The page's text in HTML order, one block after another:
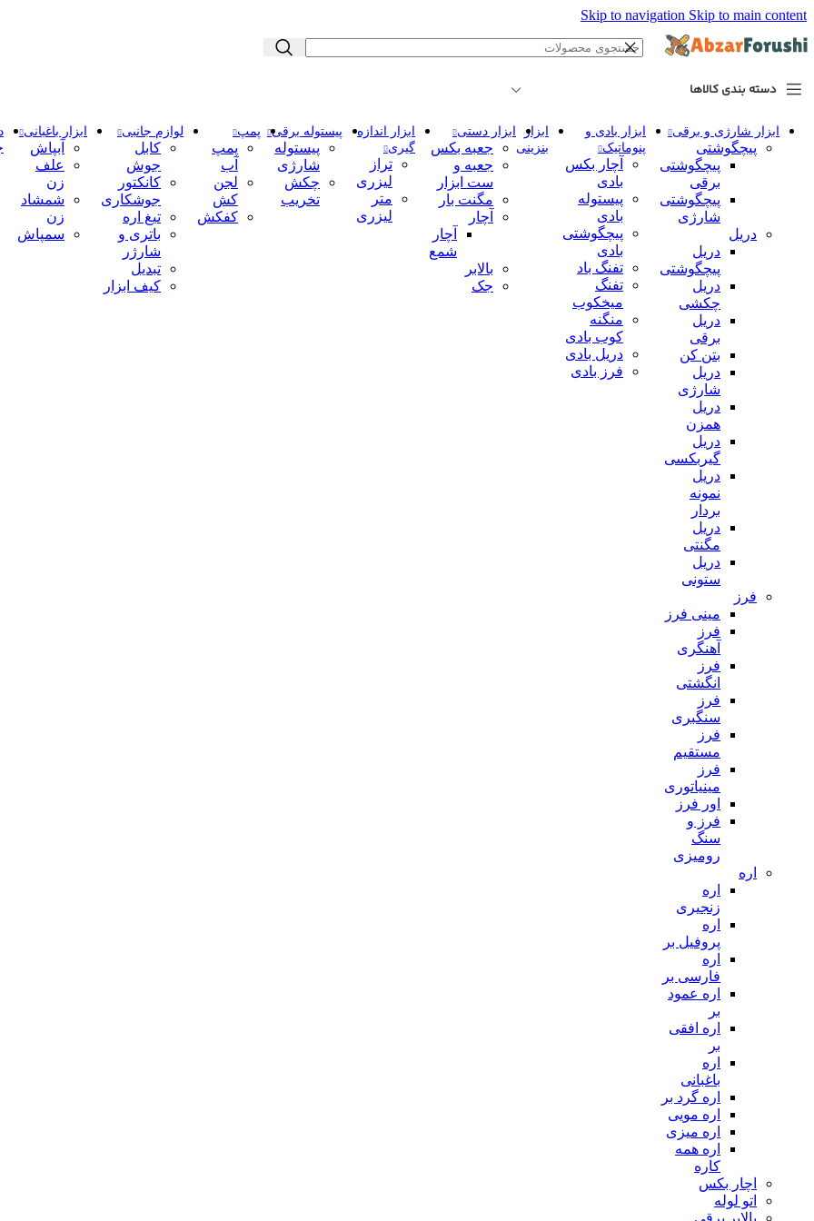
Skip to navigation Skip to main content
دسته بندی کالاها
ابزار شارژی و برقی
پیچگوشتی
پیچگوشتی
برقی
پیچگوشتی
شارژی
دریل
دریل
پیچگوشتی
دریل
چکشی
دریل
برقی
بتن کن
دریل
شارژی
دریل
همزن
دریل
گیربکسی
دریل
نمونه
بردار
دریل
مگنتی
دریل
ستونی
فرز
مینی فرز
فرز
آهنگری
فرز
انگشتی
فرز
سنگبری
فرز
مستقیم
فرز
مینیاتوری
اور فرز
فرز و
سنگ
رومیزی
اره
اره
زنجیری
اره
پروفیل بر
اره
فارسی بر
اره عمود
بر
اره افقی
بر
اره
باغبانی
اره گرد بر
اره مویی
اره میزی
اره همه
کاره
اچار بکس
اتو لوله
ابزار بادی و
پنوماتیک
آچار بکس
بادی
پیستوله
بادی
پیچگوشتی
بادی
تفنگ باد
تفنگ
میخکوب
منگنه
کوب بادی
دریل بادی
فرز بادی
ابزار
بنزینی
ابزار دستی
جعبه بکس
جعبه و
ست ابزار
مگنت بار
آچار
آچار
شمع
بالابر
جک
ابزار اندازه
گیری
تراز
لیزری
متر
لیزری
پیستوله برقی
پیستوله
شارژی
چکش
تخریب
پمپ
پمپ
آب
لجن
کش
کفکش
لوازم جانبی
کابل
جوش
کانکتور
جوشکاری
تیغ اره
باتری و
شارژر
تبدیل
کیف ابزار
ابزار باغبانی
آبپاش
علف
زن
شمشاد
زن
سمپاش